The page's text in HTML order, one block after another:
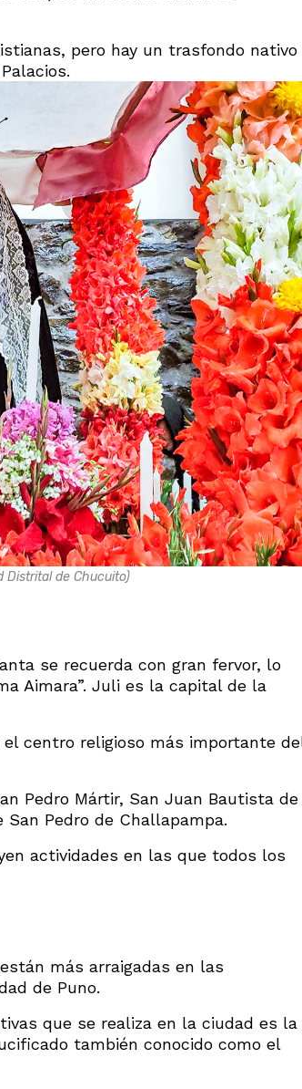
pero hay un trasfondo nativo
Distrital de Chucuito)
se recuerda con gran fervor, lo
Aimara”. Juli es la capital de la
centro religioso más importante
Pedro Mártir, San Juan Bautista de
Pedro de Challapampa.
actividades en las que todos los
más arraigadas en las
de Puno.
que se realiza en la ciudad es la
también conocido como el